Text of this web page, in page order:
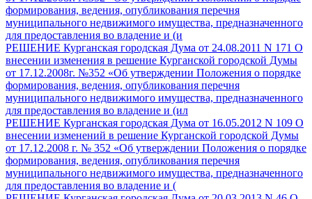
формирования, ведения, опубликования перечня
муниципального недвижимого имущества, предназначенного
для предоставления во владение и (и
РЕШЕНИЕ Курганская городская Дума от 24.08.2011 N 171 О
внесении изменения в решение Курганской городской Думы
от 17.12.2008г. №352 «Об утверждении Положения о порядке
формирования, ведения, опубликования перечня
муниципального недвижимого имущества, предназначенного
для предоставления во владение и (ил
РЕШЕНИЕ Курганская городская Дума от 16.05.2012 N 109 О
внесении изменений в решение Курганской городской Думы
от 17.12.2008 г. № 352 «Об утверждении Положения о порядке
формирования, ведения, опубликования перечня
муниципального недвижимого имущества, предназначенного
для предоставления во владение и (